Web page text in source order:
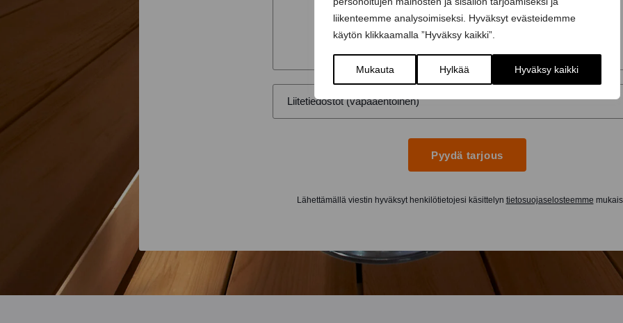
liikenteemme analysoimiseksi. Hyväksyt evästeidemme
käytön klikkaamalla ”Hyväksy kaikki”.
Mukauta Hylkää Hyväksy kaikki
Pyydä tarjous
Lähettämällä viestin hyväksyt henkilötietojesi käsittelyn tietosuojaselosteemme